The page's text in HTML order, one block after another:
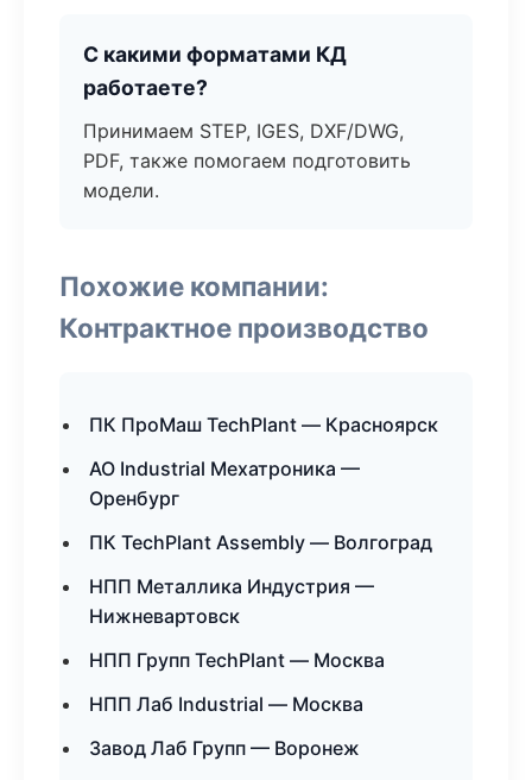
С какими форматами КД
работаете?
Принимаем STEP, IGES, DXF/DWG,
PDF, также помогаем подготовить
модели.
Похожие компании:
Контрактное производство
ПК ПроМаш TechPlant — Красноярск
АО Industrial Мехатроника —
Оренбург
ПК TechPlant Assembly — Волгоград
НПП Металлика Индустрия —
Нижневартовск
НПП Групп TechPlant — Москва
НПП Лаб Industrial — Москва
Завод Лаб Групп — Воронеж